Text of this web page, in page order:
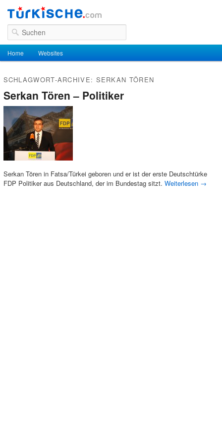
Suchen
Hauptmenü
Zum Inhalt wechseln
Zum sekundären Inhalt wechseln
Home Websites
SCHLAGWORT-ARCHIVE: SERKAN TÖREN
Serkan Tören – Politiker
Serkan Tören in Fatsa/Türkei geboren und er ist der erste Deutschtürke
FDP Politiker aus Deutschland, der im Bundestag sitzt. Weiterlesen →